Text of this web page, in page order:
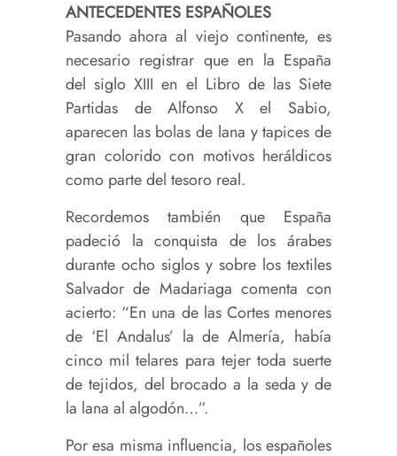
ANTECEDENTES ESPAÑOLES
Pasando ahora al viejo continente, es
necesario registrar que en la España
del siglo XIII en el Libro de las Siete
Partidas de Alfonso X el Sabio,
aparecen las bolas de lana y tapices de
gran colorido con motivos heráldicos
como parte del tesoro real.
Recordemos también que España
padeció la conquista de los árabes
durante ocho siglos y sobre los textiles
Salvador de Madariaga comenta con
acierto: “En una de las Cortes menores
de ‘El Andalus’ la de Almería, había
cinco mil telares para tejer toda suerte
de tejidos, del brocado a la seda y de
la lana al algodón…”.
Por esa misma influencia, los españoles